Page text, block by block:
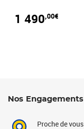
1 490,00€
Nos Engagements
Proche de vous